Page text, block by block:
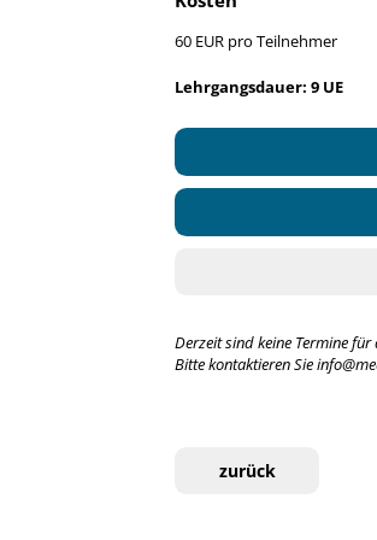
60 EUR pro Teilnehmer
Lehrgangsdauer: 9 UE
Derzeit sind keine Termine
Bitte kontaktieren Sie
zurück